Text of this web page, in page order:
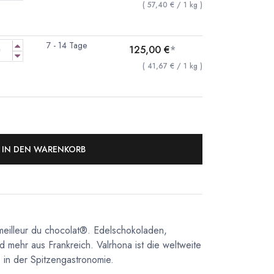
( 57,40 € / 1 kg )
7 - 14 Tage 125,00 €*
( 41,67 € / 1 kg )
IN DEN WARENKORB
du chocolat®. Edelschokoladen,
mehr aus Frankreich. Valrhona ist die weltweite
der Spitzengastronomie.